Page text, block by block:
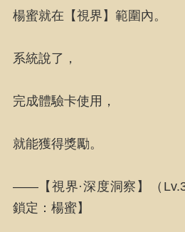
楊蜜就在【視界】範圍內。
系統說了，
完成體驗卡使用，
就能獲得獎勵。
——【視界·深度洞察】（
鎖定：楊蜜】